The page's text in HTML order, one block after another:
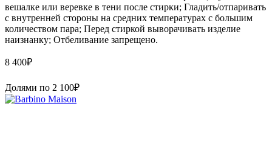
вешалке или веревке в тени после стирки; Гладить/отпаривать
с внутренней стороны на средних температурах с большим
количеством пара; Перед стиркой выворачивать изделие
наизнанку; Отбеливание запрещено.
8 400₽
Долями по 2 100₽